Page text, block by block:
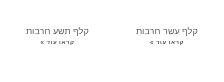
קלף עשר חרבות
קראו עוד »
קלף תשע חרבות
קראו עוד »